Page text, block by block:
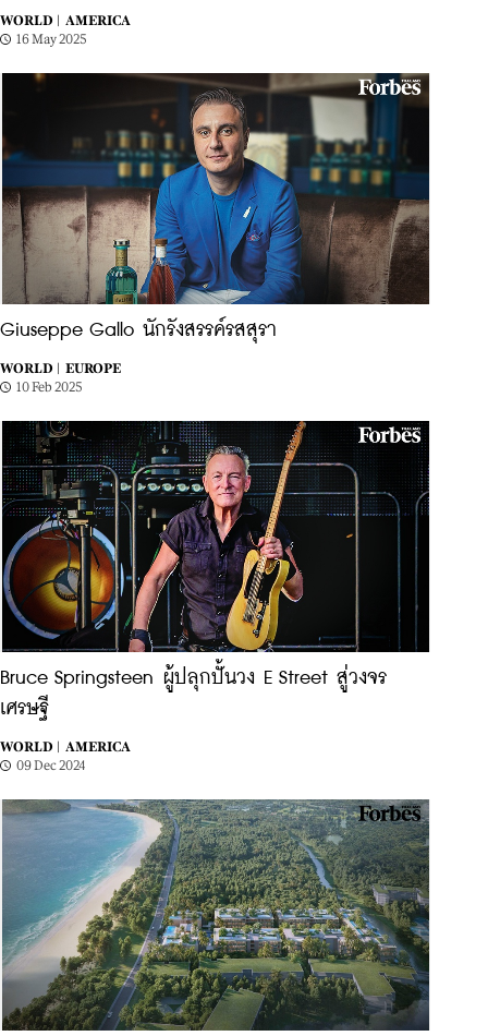
WORLD |
AMERICA
16 May 2025
Giuseppe Gallo นักรังสรรค์รสสุรา
WORLD |
EUROPE
10 Feb 2025
Bruce Springsteen ผู้ปลุกปั้นวง E Street สู่วงจร
เศรษฐี
WORLD |
AMERICA
09 Dec 2024